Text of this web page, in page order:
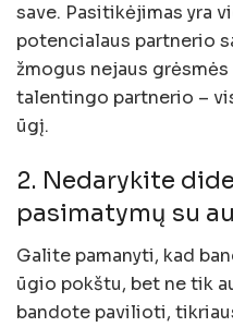
save. Pasitikėjimas yra
potencialaus partnerio
žmogus nejaus
talentingo partnerio –
ūgį.
2. Nedarykite
pasimatymų su
Galite pamanyti, kad
ūgio pokštu, bet ne tik
bandote pavilioti,